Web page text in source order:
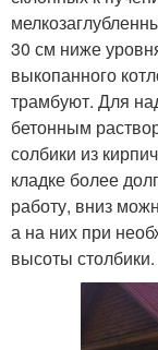
30 см ниже
выкопанного
трамбуют. Для
бетонным
солбики из
кладке более
работу, вниз
а на них при
высоты столбики.